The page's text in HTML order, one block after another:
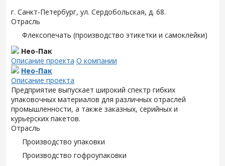
г. Санкт-Петербург, ул. Сердобольская, д. 68.
Отрасль
Флексопечать (производство этикетки и самоклейки)
Нео-Пак
Описание проекта О компании
Нео-Пак
Описание проекта
Предприятие выпускает широкий спектр гибких
упаковочных материалов для различных отраслей
промышленности, а также заказных, серийных и
курьерских пакетов.
Отрасль
Производство упаковки
Производство гофроупаковки